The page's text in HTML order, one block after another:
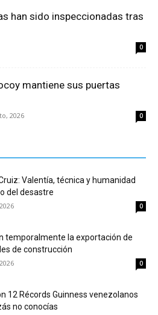
han sido inspeccionadas tras
0
mantiene sus puertas
2026 0
Valentía, técnica y humanidad
del desastre
0
temporalmente la exportación de
de construcción
0
12 Récords Guinness venezolanos
no conocías